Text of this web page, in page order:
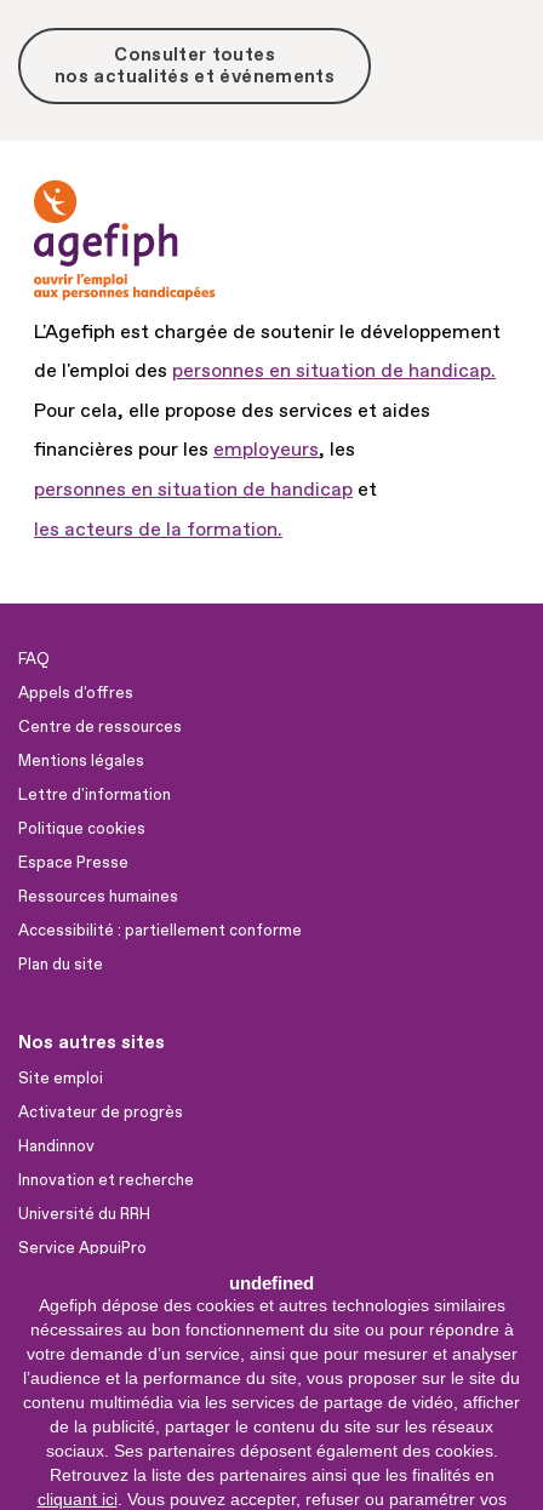
undefined
Agefiph dépose des cookies et autres technologies similaires
nécessaires au bon fonctionnement du site ou pour répondre à
votre demande d’un service, ainsi que pour mesurer et analyser
l’audience et la performance du site, vous proposer sur le site du
contenu multimédia via les services de partage de vidéo, afficher
de la publicité, partager le contenu du site sur les réseaux
sociaux. Ses partenaires déposent également des cookies.
Retrouvez la liste des partenaires ainsi que les finalités en
cliquant ici. Vous pouvez accepter, refuser ou paramétrer vos
Consulter toutes
nos actualités et événements
L'Agefiph est chargée de soutenir le développement
de l'emploi des personnes en situation de handicap.
Pour cela, elle propose des services et aides
financières pour les employeurs, les
personnes en situation de handicap et
les acteurs de la formation.
FAQ
Appels d'offres
Centre de ressources
Mentions légales
Lettre d'information
Politique cookies
Espace Presse
Ressources humaines
Accessibilité : partiellement conforme
Plan du site
Nos autres sites
Site emploi
Activateur de progrès
Handinnov
Innovation et recherche
Université du RRH
Service AppuiPro
Nous suivre
Youtube
Linkedin
Facebook